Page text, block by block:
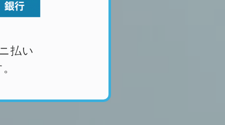
払い